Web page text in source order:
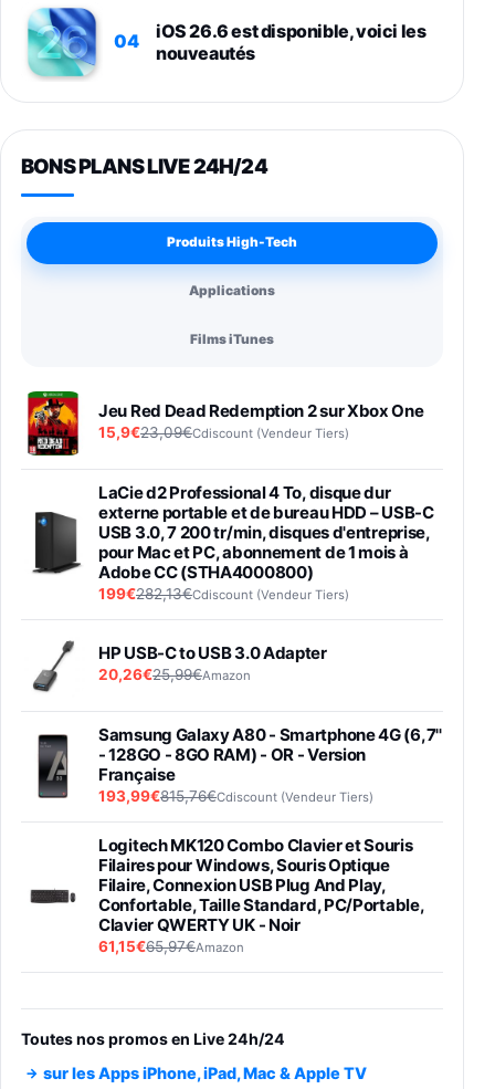
04
iOS 26.6 est disponible, voici les
nouveautés
BONS PLANS LIVE 24H/24
Produits High-Tech
Applications
Films iTunes
Jeu Red Dead Redemption 2 sur Xbox One
15,9€23,09€Cdiscount (Vendeur Tiers)
LaCie d2 Professional 4 To, disque dur
externe portable et de bureau HDD – USB-C
USB 3.0, 7 200 tr/min, disques d'entreprise,
pour Mac et PC, abonnement de 1 mois à
Adobe CC (STHA4000800)
199€282,13€Cdiscount (Vendeur Tiers)
HP USB-C to USB 3.0 Adapter
20,26€25,99€Amazon
Samsung Galaxy A80 - Smartphone 4G (6,7''
- 128GO - 8GO RAM) - OR - Version
Française
193,99€815,76€Cdiscount (Vendeur Tiers)
Logitech MK120 Combo Clavier et Souris
Filaires pour Windows, Souris Optique
Filaire, Connexion USB Plug And Play,
Confortable, Taille Standard, PC/Portable,
Clavier QWERTY UK - Noir
61,15€65,97€Amazon
entraénement direct 3 vitesses (33-45-78
trs/min) avec pre-ampli intégré et port USB
Toutes nos promos en Live 24h/24
sur les Apps iPhone, iPad, Mac & Apple TV